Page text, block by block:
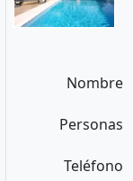
Nombre
Personas
Teléfono